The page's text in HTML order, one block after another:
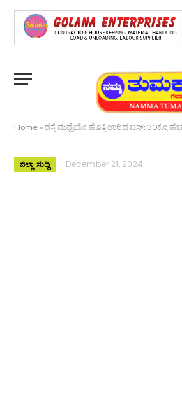
Home » ರಸ್ತೆ ಮಧ್ಯೆಯೇ ಹೊತ್ತಿ ಉರಿದ ಬಸ್: 30ಕ್ಕೂ
ಜಿಲ್ಲಾ ಸುದ್ದಿ December 21, 2024